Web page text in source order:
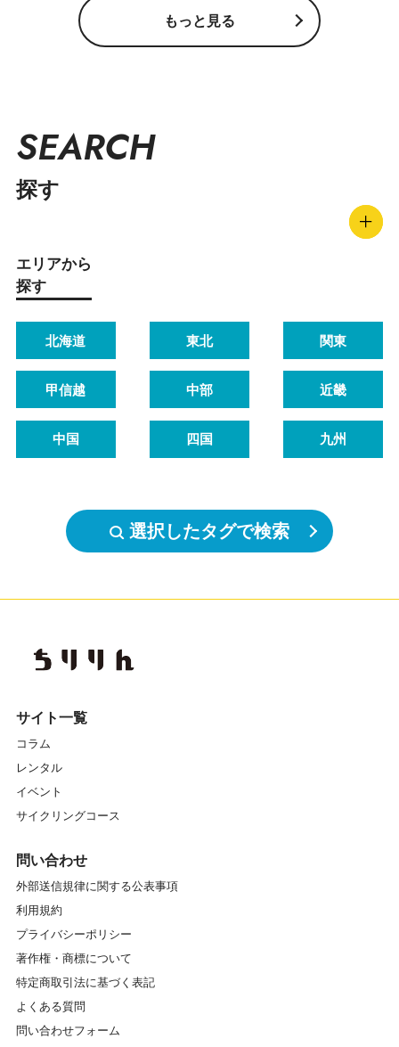
もっと見る
SEARCH
探す
エリアから
探す
北海道 東北 関東
甲信越 中部 近畿
中国 四国 九州
選択したタグで検索
サイト一覧
コラム
レンタル
イベント
サイクリングコース
問い合わせ
外部送信規律に関する公表事項
利用規約
プライバシーポリシー
著作権・商標について
特定商取引法に基づく表記
よくある質問
問い合わせフォーム